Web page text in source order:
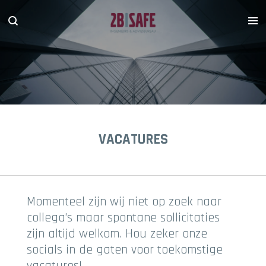
direct
hoofdinhoud
VACATURES
Momenteel zijn wij niet op zoek naar
collega’s maar spontane sollicitaties
zijn altijd welkom. Hou zeker onze
socials in de gaten voor toekomstige